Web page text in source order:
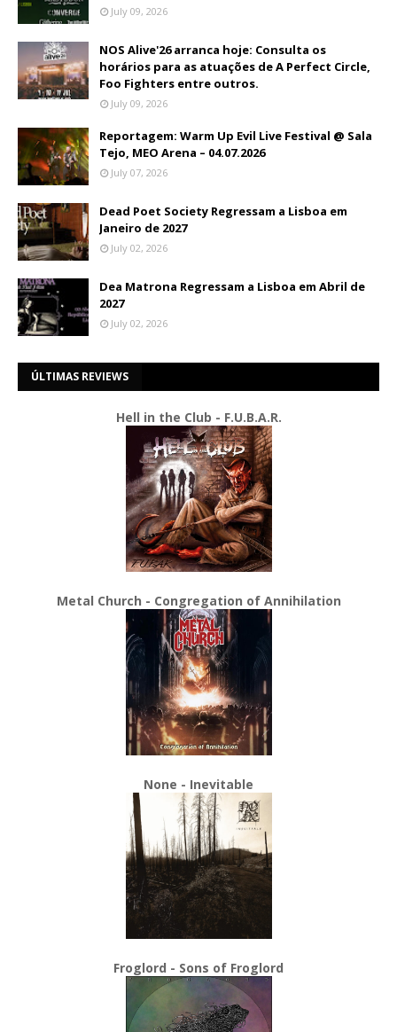
July 09, 2026
NOS Alive'26 arranca hoje: Consulta os
horários para as atuações de A Perfect Circle,
Foo Fighters entre outros.
July 09, 2026
Reportagem: Warm Up Evil Live Festival @ Sala
Tejo, MEO Arena – 04.07.2026
July 07, 2026
Dead Poet Society Regressam a Lisboa em
Janeiro de 2027
July 02, 2026
Dea Matrona Regressam a Lisboa em Abril de
2027
July 02, 2026
ÚLTIMAS REVIEWS
Hell in the Club - F.U.B.A.R.
Metal Church - Congregation of Annihilation
None - Inevitable
Froglord - Sons of Froglord